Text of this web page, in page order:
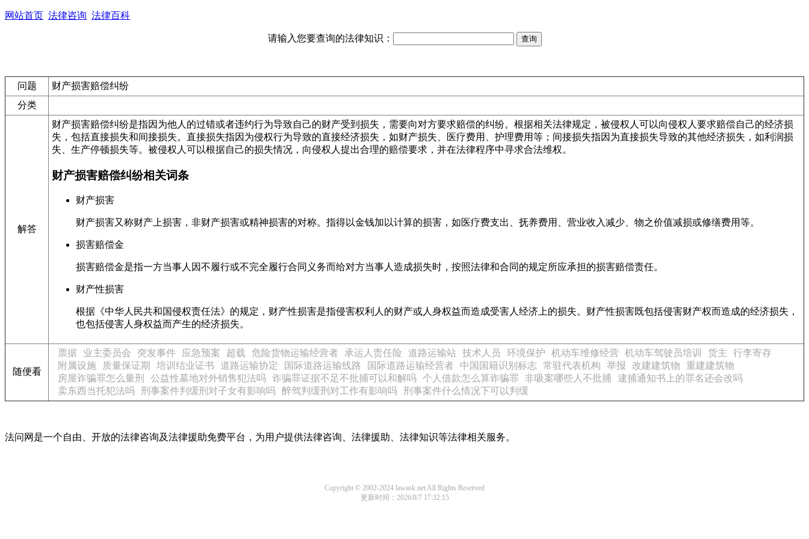
网站首页 法律咨询 法律百科
请输入您要查询的法律知识：
问题
财产损害赔偿纠纷
分类
解答
财产损害赔偿纠纷是指因为他人的过错或者违约行为导致自己的财产受到损失，需要向对方要求赔偿的纠纷。根据相关法律规定，被侵权人可以向侵权人要求赔偿自己的经济损
失，包括直接损失和间接损失。直接损失指因为侵权行为导致的直接经济损失，如财产损失、医疗费用、护理费用等；间接损失指因为直接损失导致的其他经济损失，如利润损
失、生产停顿损失等。被侵权人可以根据自己的损失情况，向侵权人提出合理的赔偿要求，并在法律程序中寻求合法维权。
财产损害赔偿纠纷相关词条
财产损害
财产损害又称财产上损害，非财产损害或精神损害的对称。指得以金钱加以计算的损害，如医疗费支出、抚养费用、营业收入减少、物之价值减损或修缮费用等。
损害赔偿金
损害赔偿金是指一方当事人因不履行或不完全履行合同义务而给对方当事人造成损失时，按照法律和合同的规定所应承担的损害赔偿责任。
财产性损害
根据《中华人民共和国侵权责任法》的规定，财产性损害是指侵害权利人的财产或人身权益而造成受害人经济上的损失。财产性损害既包括侵害财产权而造成的经济损失，
也包括侵害人身权益而产生的经济损失。
随便看
票据 业主委员会 突发事件 应急预案 超载 危险货物运输经营者 承运人责任险 道路运输站 技术人员 环境保护 机动车维修经营 机动车驾驶员培训 货主
行李寄存
附属设施
质量保证期 培训结业证书 道路运输协定 国际道路运输线路 国际道路运输经营者 中国国籍识别标志 常驻代表机构 举报 改建建筑物
重建建筑物
房屋诈骗罪怎么量刑
公益性墓地对外销售犯法吗 诈骗罪证据不足不批捕可以和解吗 个人借款怎么算诈骗罪 非吸案哪些人不批捕 逮捕通知书上的罪名还会改吗
卖东西当托犯法吗 刑事案件判缓刑对子女有影响吗 醉驾判缓刑对工作有影响吗 刑事案件什么情况下可以判缓
法问网是一个自由、开放的法律咨询及法律援助免费平台，为用户提供法律咨询、法律援助、法律知识等法律相关服务。
Copyright © 2002-2024 lawask.net All Rights Reserved
更新时间：2026/8/7 17:32:15